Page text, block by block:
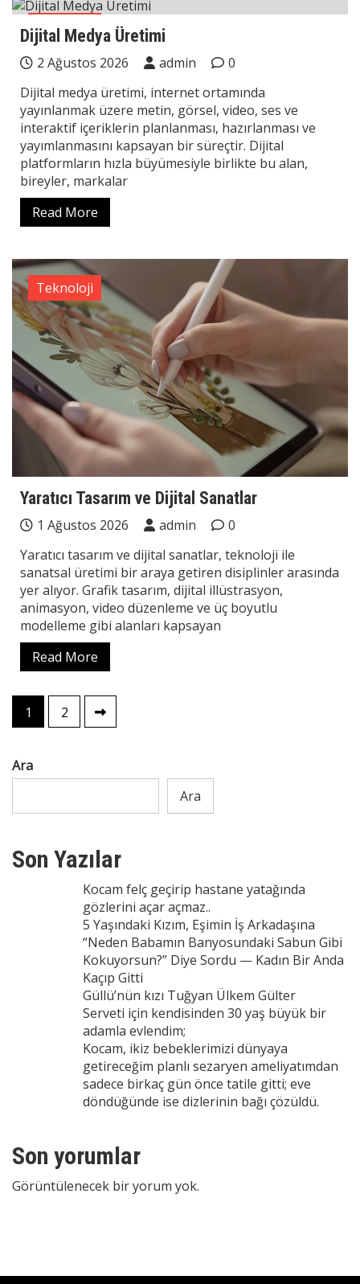
Teknoloji
Dijital Medya Üretimi
2 Ağustos 2026 admin
0
Dijital medya üretimi, internet ortamında
yayınlanmak üzere metin, görsel, video, ses ve
interaktif içeriklerin planlanması, hazırlanması ve
yayımlanmasını kapsayan bir süreçtir. Dijital
platformların hızla büyümesiyle birlikte bu alan,
bireyler, markalar
Read More
Teknoloji
Yaratıcı Tasarım ve Dijital Sanatlar
1 Ağustos 2026 admin
0
Yaratıcı tasarım ve dijital sanatlar, teknoloji ile
sanatsal üretimi bir araya getiren disiplinler arasında
yer alıyor. Grafik tasarım, dijital illüstrasyon,
animasyon, video düzenleme ve üç boyutlu
modelleme gibi alanları kapsayan
Read More
Yazı
sayfalaması
1 2
Ara
Ara
Son Yazılar
Kocam felç geçirip hastane yatağında
gözlerini açar açmaz..
5 Yaşındaki Kızım, Eşimin İş Arkadaşına
“Neden Babamın Banyosundaki Sabun Gibi
Kokuyorsun?” Diye Sordu — Kadın Bir Anda
Kaçıp Gitti
Güllü’nün kızı Tuğyan Ülkem Gülter
Serveti için kendisinden 30 yaş büyük bir
adamla evlendim;
Kocam, ikiz bebeklerimizi dünyaya
getireceğim planlı sezaryen ameliyatımdan
sadece birkaç gün önce tatile gitti; eve
döndüğünde ise dizlerinin bağı çözüldü.
Son yorumlar
Görüntülenecek bir yorum yok.